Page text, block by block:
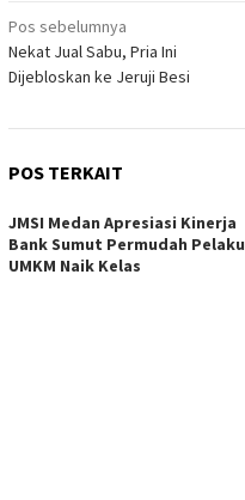
Navigasi
pos
Pos sebelumnya
Nekat Jual Sabu, Pria Ini
Dijebloskan ke Jeruji Besi
POS TERKAIT
JMSI Medan Apresiasi Kinerja
Bank Sumut Permudah Pelaku
UMKM Naik Kelas